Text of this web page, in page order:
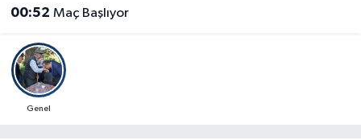
00:52 Maç Başlıyor
Genel
İğdir Namaz Vakitleri
Iğdır Trafik Yoğunluk Haritası
Süper Lig Puan Durumu ve Fikstür